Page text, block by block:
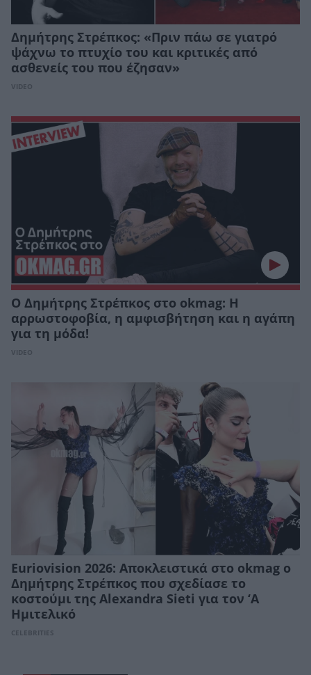
Δημήτρης Στρέπκος: «Πριν πάω σε γιατρό
ψάχνω το πτυχίο του και κριτικές από
ασθενείς του που έζησαν»
VIDEO
Ο Δημήτρης Στρέπκος στο okmag: Η
αρρωστοφοβία, η αμφισβήτηση και η αγάπη
για τη μόδα!
VIDEO
Euriovision 2026: Αποκλειστικά στο okmag o
Δημήτρης Στρέπκος που σχεδίασε το
κοστούμι της Αlexandra Sieti για τον ‘Α
Ημιτελικό
CELEBRITIES